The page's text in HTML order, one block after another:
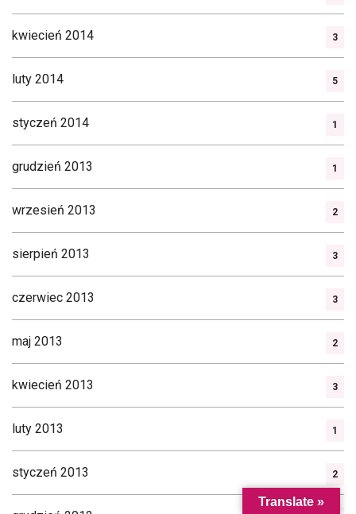
kwiecień 2014 3
luty 2014 5
styczeń 2014 1
grudzień 2013 1
wrzesień 2013 2
sierpień 2013 3
czerwiec 2013 3
maj 2013 2
kwiecień 2013 3
luty 2013 1
styczeń 2013 2
Translate »